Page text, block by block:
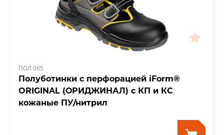
ПОЛ 065
Полуботинки с перфорацией iForm®
ORIGINAL (ОРИДЖИНАЛ) с КП и КС
кожаные ПУ/нитрил